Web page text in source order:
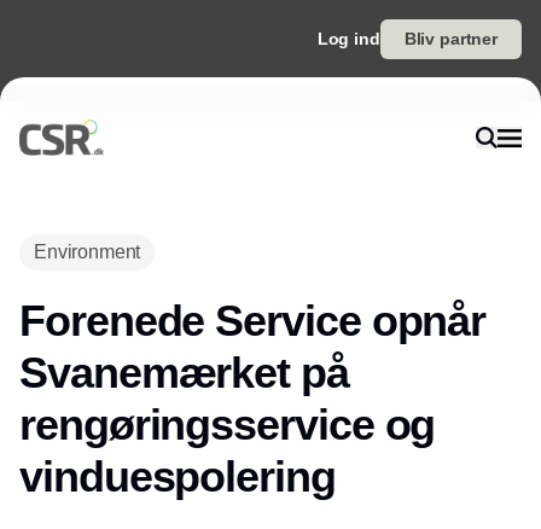
Log ind Bliv partner
Environment
Forenede Service opnår
Svanemærket på
rengøringsservice og
vinduespolering